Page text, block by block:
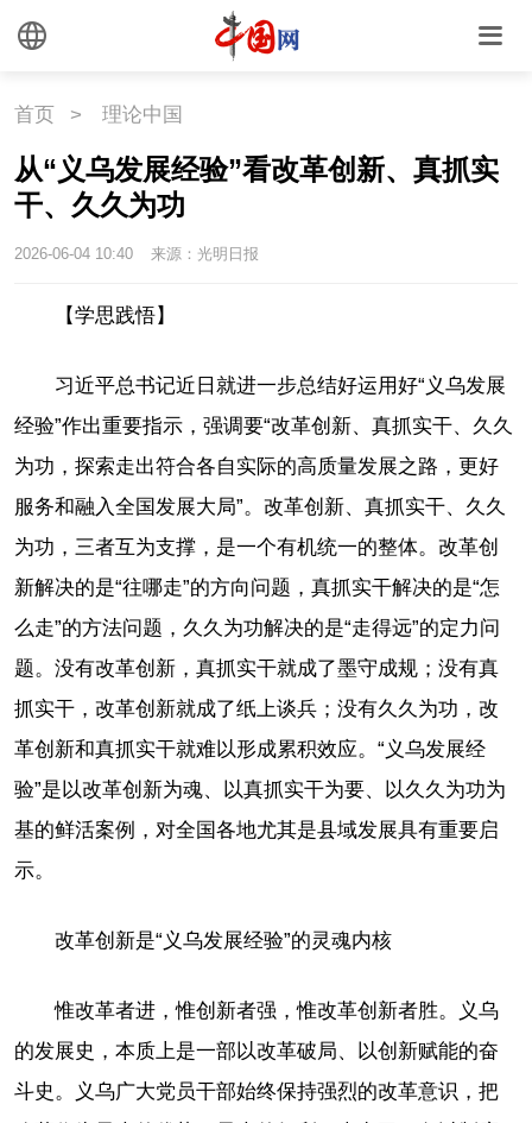
首页 > 理论中国
从“义乌发展经验”看改革创新、真抓实
干、久久为功
2026-06-04 10:40 来源：光明日报
【学思践悟】
习近平总书记近日就进一步总结好运用好“义乌发展
经验”作出重要指示，强调要“改革创新、真抓实干、久久
为功，探索走出符合各自实际的高质量发展之路，更好
服务和融入全国发展大局”。改革创新、真抓实干、久久
为功，三者互为支撑，是一个有机统一的整体。改革创
新解决的是“往哪走”的方向问题，真抓实干解决的是“怎
么走”的方法问题，久久为功解决的是“走得远”的定力问
题。没有改革创新，真抓实干就成了墨守成规；没有真
抓实干，改革创新就成了纸上谈兵；没有久久为功，改
革创新和真抓实干就难以形成累积效应。“义乌发展经
验”是以改革创新为魂、以真抓实干为要、以久久为功为
基的鲜活案例，对全国各地尤其是县域发展具有重要启
示。
改革创新是“义乌发展经验”的灵魂内核
惟改革者进，惟创新者强，惟改革创新者胜。义乌
的发展史，本质上是一部以改革破局、以创新赋能的奋
斗史。义乌广大党员干部始终保持强烈的改革意识，把